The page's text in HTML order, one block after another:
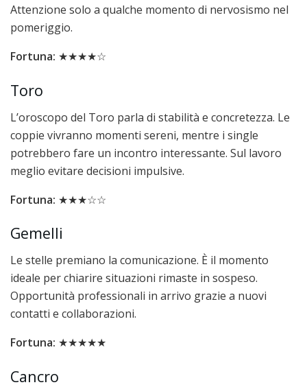
Attenzione solo a qualche momento di nervosismo nel
pomeriggio.
Fortuna: ★★★★☆
Toro
L’oroscopo del Toro parla di stabilità e concretezza. Le
coppie vivranno momenti sereni, mentre i single
potrebbero fare un incontro interessante. Sul lavoro
meglio evitare decisioni impulsive.
Fortuna: ★★★☆☆
Gemelli
Le stelle premiano la comunicazione. È il momento
ideale per chiarire situazioni rimaste in sospeso.
Opportunità professionali in arrivo grazie a nuovi
contatti e collaborazioni.
Fortuna: ★★★★★
Cancro